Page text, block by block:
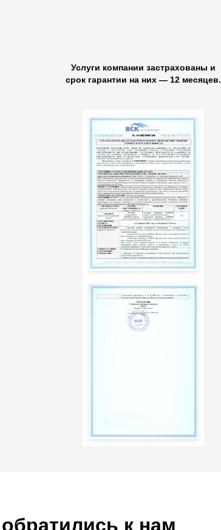
Услуги компании застрахованы и
срок гарантии на них — 12 месяцев.
к нам